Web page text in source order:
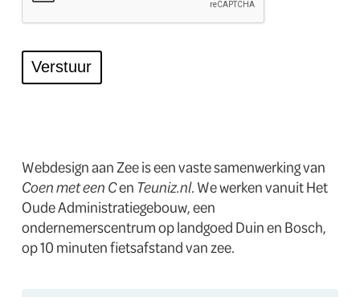
Verstuur
Webdesign aan Zee is een vaste samenwerking van
Coen met een Cen Teuniz.nl. We werken vanuit Het
Oude Administratiegebouw, een
ondernemerscentrum op landgoed Duin en Bosch,
op 10 minuten fietsafstand van zee.